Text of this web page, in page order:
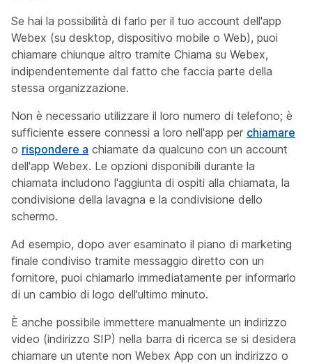
Se hai la possibilità di farlo per il tuo account dell'app
Webex (su desktop, dispositivo mobile o Web), puoi
chiamare chiunque altro tramite Chiama su Webex,
indipendentemente dal fatto che faccia parte della
stessa organizzazione.
Non è necessario utilizzare il loro numero di telefono; è
sufficiente essere connessi a loro nell'app per chiamare
o rispondere a chiamate da qualcuno con un account
dell'app Webex. Le opzioni disponibili durante la
chiamata includono l'aggiunta di ospiti alla chiamata, la
condivisione della lavagna e la condivisione dello
schermo.
Ad esempio, dopo aver esaminato il piano di marketing
finale condiviso tramite messaggio diretto con un
fornitore, puoi chiamarlo immediatamente per informarlo
di un cambio di logo dell'ultimo minuto.
È anche possibile immettere manualmente un indirizzo
video (indirizzo SIP) nella barra di ricerca se si desidera
chiamare un utente non Webex App con un indirizzo o